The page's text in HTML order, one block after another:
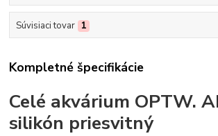
Súvisiaci tovar 1
Kompletné špecifikácie
Celé akvárium OPTW.
silikón priesvitný